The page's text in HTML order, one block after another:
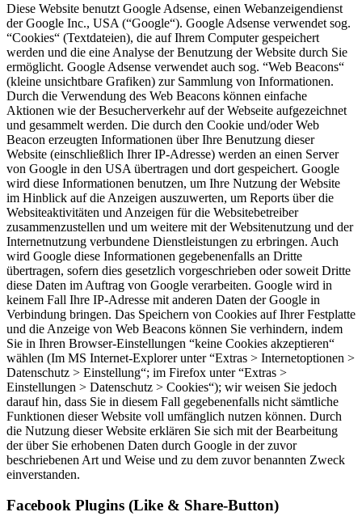
Diese Website benutzt Google Adsense, einen Webanzeigendienst
der Google Inc., USA (“Google“). Google Adsense verwendet sog.
“Cookies“ (Textdateien), die auf Ihrem Computer gespeichert
werden und die eine Analyse der Benutzung der Website durch Sie
ermöglicht. Google Adsense verwendet auch sog. “Web Beacons“
(kleine unsichtbare Grafiken) zur Sammlung von Informationen.
Durch die Verwendung des Web Beacons können einfache
Aktionen wie der Besucherverkehr auf der Webseite aufgezeichnet
und gesammelt werden. Die durch den Cookie und/oder Web
Beacon erzeugten Informationen über Ihre Benutzung dieser
Website (einschließlich Ihrer IP-Adresse) werden an einen Server
von Google in den USA übertragen und dort gespeichert. Google
wird diese Informationen benutzen, um Ihre Nutzung der Website
im Hinblick auf die Anzeigen auszuwerten, um Reports über die
Websiteaktivitäten und Anzeigen für die Websitebetreiber
zusammenzustellen und um weitere mit der Websitenutzung und der
Internetnutzung verbundene Dienstleistungen zu erbringen. Auch
wird Google diese Informationen gegebenenfalls an Dritte
übertragen, sofern dies gesetzlich vorgeschrieben oder soweit Dritte
diese Daten im Auftrag von Google verarbeiten. Google wird in
keinem Fall Ihre IP-Adresse mit anderen Daten der Google in
Verbindung bringen. Das Speichern von Cookies auf Ihrer Festplatte
und die Anzeige von Web Beacons können Sie verhindern, indem
Sie in Ihren Browser-Einstellungen “keine Cookies akzeptieren“
wählen (Im MS Internet-Explorer unter “Extras > Internetoptionen >
Datenschutz > Einstellung“; im Firefox unter “Extras >
Einstellungen > Datenschutz > Cookies“); wir weisen Sie jedoch
darauf hin, dass Sie in diesem Fall gegebenenfalls nicht sämtliche
Funktionen dieser Website voll umfänglich nutzen können. Durch
die Nutzung dieser Website erklären Sie sich mit der Bearbeitung
der über Sie erhobenen Daten durch Google in der zuvor
beschriebenen Art und Weise und zu dem zuvor benannten Zweck
einverstanden.
Facebook Plugins (Like & Share-Button)